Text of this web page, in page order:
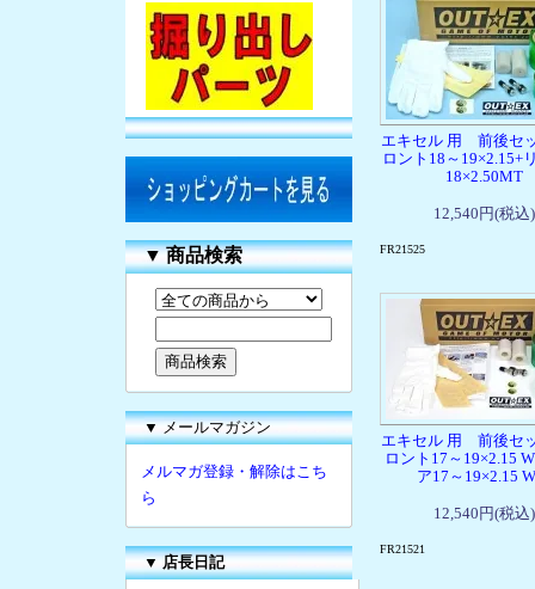
▼商品検索
▼ メールマガジン
メルマガ登録・解除はこち
ら
▼ 店長日記
エキセル 用 前後セ
ロント18～19×2.15+
18×2.50MT
12,540円(税込)
FR21525
エキセル 用 前後セ
ロント17～19×2.15
ア17～19×2.15
12,540円(税込)
FR21521